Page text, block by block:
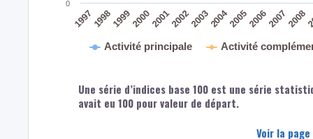
Activité principale Activité
199719981999200020012002200320042005200620072008
0
Une série d’indices base 100 est une série
avait eu 100 pour valeur de départ.
Voir la